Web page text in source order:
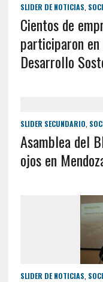
SLIDER DE NOTICIAS
Cientos de
participaron en
Desarrollo
SLIDER SECUNDARIO
Asamblea del
ojos en
SLIDER DE NOTICIAS